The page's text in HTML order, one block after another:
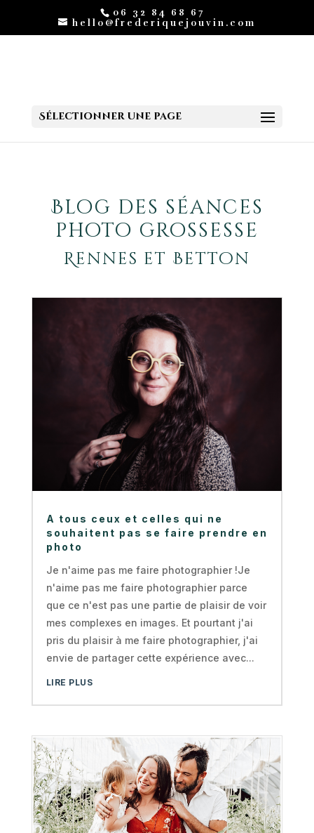
06 32 84 68 67
hello@frederiquejouvin.com
Sélectionner une page
Blog des séances
photo grossesse
Rennes et Betton
A tous ceux et celles qui ne
souhaitent pas se faire prendre en
photo
Je n'aime pas me faire photographier !Je
n'aime pas me faire photographier parce
que ce n'est pas une partie de plaisir de voir
mes complexes en images. Et pourtant j'ai
pris du plaisir à me faire photographier, j'ai
envie de partager cette expérience avec...
LIRE PLUS